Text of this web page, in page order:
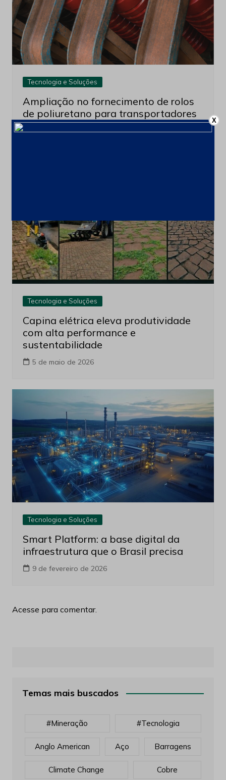
Tecnologia e Soluções
Ampliação no fornecimento de rolos
de poliuretano para transportadores
de correia
Tecnologia e Soluções
Capina elétrica eleva produtividade
com alta performance e
sustentabilidade
5 de maio de 2026
Tecnologia e Soluções
Smart Platform: a base digital da
infraestrutura que o Brasil precisa
9 de fevereiro de 2026
Acesse para comentar.
Temas mais buscados
#mineração #tecnologia
Anglo American Aço Barragens
Climate Change Cobre
X